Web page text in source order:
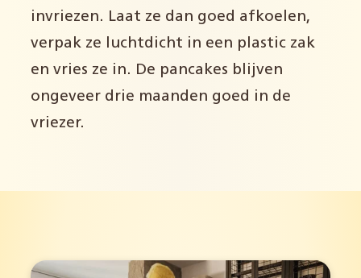
invriezen. Laat ze dan goed afkoelen,
verpak ze luchtdicht in een plastic zak
en vries ze in. De pancakes blijven
ongeveer drie maanden goed in de
vriezer.